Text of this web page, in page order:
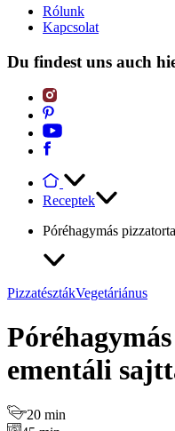
Rólunk
Kapcsolat
Du findest uns auch
Receptek
Póréhagymás
PizzatésztákVegetáriánus
ementáli
20 min